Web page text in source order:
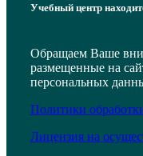
Учебный центр
Обращаем Ваше
размещенные на
персональных
Политики
Лицензия на